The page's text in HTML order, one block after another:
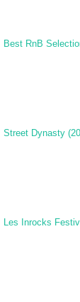
Best RnB
Street Dynasty
Les Inrocks